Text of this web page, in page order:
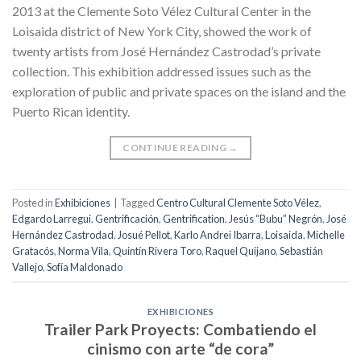
2013 at the Clemente Soto Vélez Cultural Center in the
Loisaida district of New York City, showed the work of
twenty artists from José Hernández Castrodad’s private
collection. This exhibition addressed issues such as the
exploration of public and private spaces on the island and the
Puerto Rican identity.
CONTINUE READING →
Posted inExhibiciones TaggedCentro Cultural Clemente Soto Vélez,
Edgardo Larregui,Gentrificación,Gentrification, Jesús “Bubu” Negrón, José
Hernández Castrodad, Josué Pellot,Karlo Andrei Ibarra,Loisaida,Michelle
Gratacós,Norma Vila,Quintín Rivera Toro,Raquel Quijano,Sebastián
Vallejo,Sofía Maldonado
EXHIBICIONES
Trailer Park Proyects: Combatiendo el
cinismo con arte “de cora”